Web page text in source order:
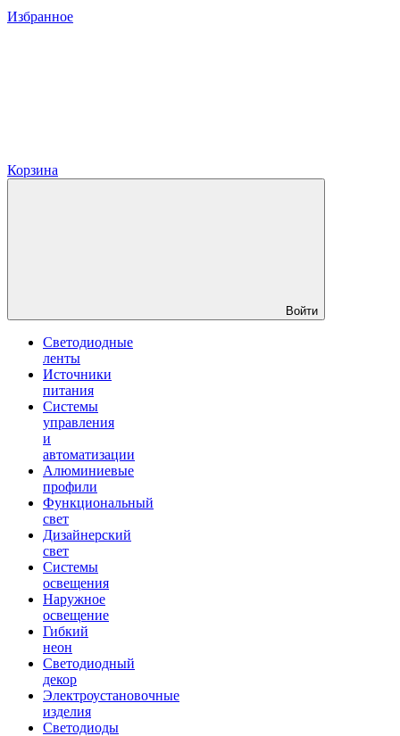
Избранное
Корзина
Войти
Светодиодные
ленты
Источники
питания
Системы
управления
и
автоматизации
Алюминиевые
профили
Функциональный
свет
Дизайнерский
свет
Системы
освещения
Наружное
освещение
Гибкий
неон
Светодиодный
декор
Электроустановочные
изделия
Светодиоды